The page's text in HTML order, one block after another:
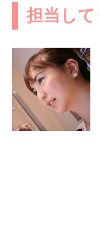
担当して